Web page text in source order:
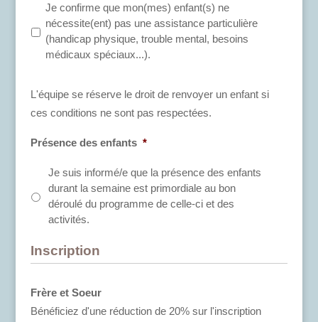
Je confirme que mon(mes) enfant(s) ne
nécessite(ent) pas une assistance particulière
(handicap physique, trouble mental, besoins
médicaux spéciaux...).
L'équipe se réserve le droit de renvoyer un enfant si
ces conditions ne sont pas respectées.
Présence des enfants *
Je suis informé/e que la présence des enfants
durant la semaine est primordiale au bon
déroulé du programme de celle-ci et des
activités.
Inscription
Frère et Soeur
Bénéficiez d'une réduction de 20% sur l'inscription